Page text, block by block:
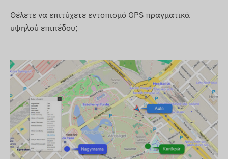
Ενεργοποίηση κατά τη σύνδεση στο ρεύμα
Ενσωματωμένος επιταχυνσιόμετρος,
γυροσκόπιο
Εσωτερική μπαταρία με 30 ημέρες αναμονής
Εσωτερική, υψηλής ευαισθησίας κεραία GNSS
LED ενδείξεις για έλεγχο λειτουργίας
Αυτόματη εναλλαγή μεταξύ λειτουργίας ύπνου
και αναμονής (εάν η λειτουργία είναι
Θέλετε να επιτύχετε εντοπισμό GPS πραγματικά
υψηλού επιπέδου;